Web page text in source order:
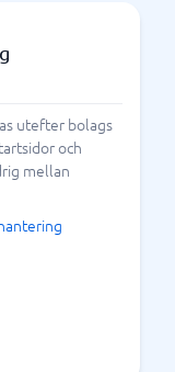
utefter bolags
och
mellan